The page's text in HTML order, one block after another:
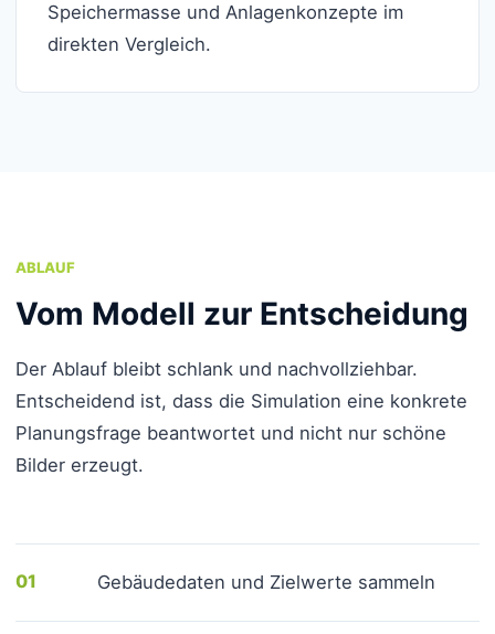
Speichermasse und Anlagenkonzepte im
direkten Vergleich.
ABLAUF
Vom Modell zur Entscheidung
Der Ablauf bleibt schlank und nachvollziehbar.
Entscheidend ist, dass die Simulation eine konkrete
Planungsfrage beantwortet und nicht nur schöne
Bilder erzeugt.
01 Gebäudedaten und Zielwerte sammeln